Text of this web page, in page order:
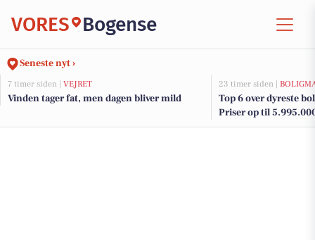
VORES Bogense
Seneste nyt ›
7 timer siden | VEJRET
Vinden tager fat, men dagen bliver mild
23 timer siden |
Top 6 over dyreste
Priser op til